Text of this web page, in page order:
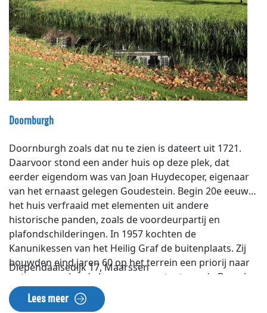
Nederlander heeft hier gewoond of woont hier nog
steeds.
Doornburgh
Doornburgh zoals dat nu te zien is dateert uit 1721.
Daarvoor stond een ander huis op deze plek, dat
eerder eigendom was van Joan Huydecoper, eigenaar
van het ernaast gelegen Goudestein. Begin 20e eeuw is
het huis verfraaid met elementen uit andere
historische panden, zoals de voordeurpartij en
plafondschilderingen. In 1957 kochten de
Kanunikessen van het Heilig Graf de buitenplaats. Zij
bouwden eind jaren 60 op het terrein een priorij naar
ontwerp van Jan de Jong, representant van de Bossche
School. Het park is een samenvoeging van tuinen van
de verdwenen buitenplaatsen Elsenburg,
Diependaalsedijk 17, Maarssen
Lees meer